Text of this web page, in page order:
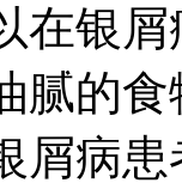
在银
腻的
屑病